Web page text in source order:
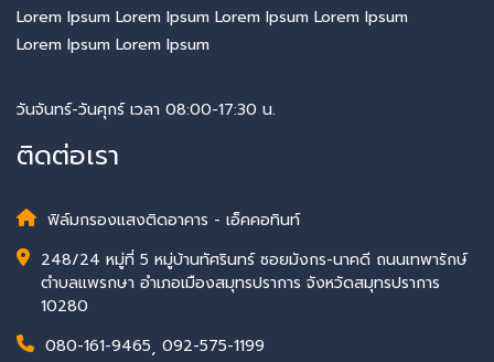
Lorem Ipsum Lorem Ipsum Lorem Ipsum Lorem Ipsum
Lorem Ipsum Lorem Ipsum
วันจันทร์-วันศุกร์ เวลา 08:00-17:30 น.
ติดต่อเรา
ฟิล์มกรองแสงติดอาคาร - เอ็คคอทินท์
248/24 หมู่ที่ 5 หมู่บ้านทัศรินทร์ ซอยมังกร-นาคดี ถนนเทพารักษ์
ตำบลแพรกษา อำเภอเมืองสมุทรปราการ จังหวัดสมุทรปราการ
10280
080-161-9465, 092-575-1199